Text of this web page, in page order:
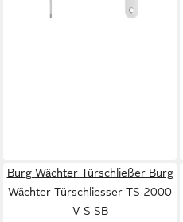
Burg Wächter Türschließer Burg
Wächter Türschliesser TS 2000
V S SB